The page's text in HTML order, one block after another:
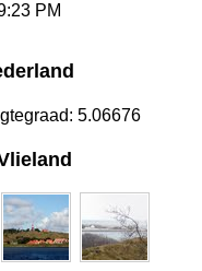
PM
5.06676